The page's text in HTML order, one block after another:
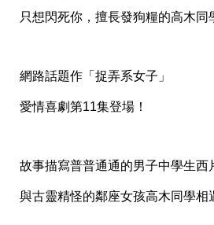
只想閃死你，擅長發狗糧的高木同
網路話題作「捉弄系女子」
愛情喜劇第11集登場！
故事描寫普普通通的男子中學生西
與古靈精怪的鄰座女孩高木同學相